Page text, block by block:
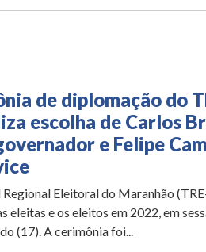
de diplomação do
escolha de Carlos
e Felipe
Eleitoral do Maranhão
eleitas e os eleitos em 2022, em
(17). A cerimônia foi...